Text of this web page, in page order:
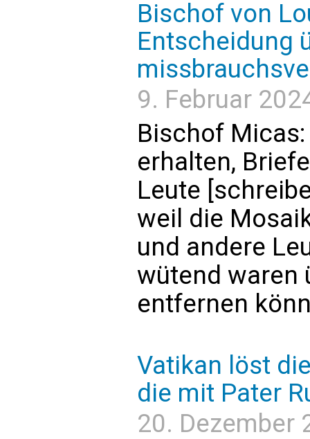
Bischof von
Entscheidung
9. Februar
Bischof
erhalten,
Leute
weil die
und andere
wütend waren
entfernen
Vatikan löst
die mit Pater
20. Dezember